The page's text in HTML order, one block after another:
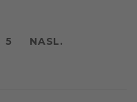
5 NASL.